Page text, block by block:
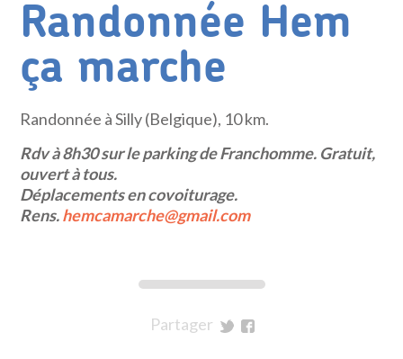
Randonnée Hem
ça marche
Randonnée à Silly (Belgique), 10 km.
Rdv à 8h30 sur le parking de Franchomme. Gratuit,
ouvert à tous.
Déplacements en covoiturage.
Rens.hemcamarche@gmail.com
Partager